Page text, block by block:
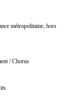
métropolitaine, hors
/ Chorus